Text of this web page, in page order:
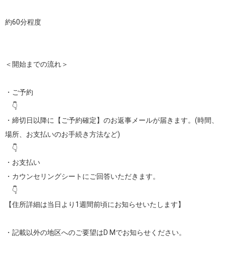
約60分程度
＜開始までの流れ＞
・ご予約
👇
・締切日以降に【ご予約確定】のお返事メールが届きます。(時間、
場所、お支払いのお手続き方法など)
👇
・お支払い
・カウンセリングシートにご回答いただきます。
👇
【住所詳細は当日より1週間前頃にお知らせいたします】
・記載以外の地区へのご要望はD Mでお知らせください。